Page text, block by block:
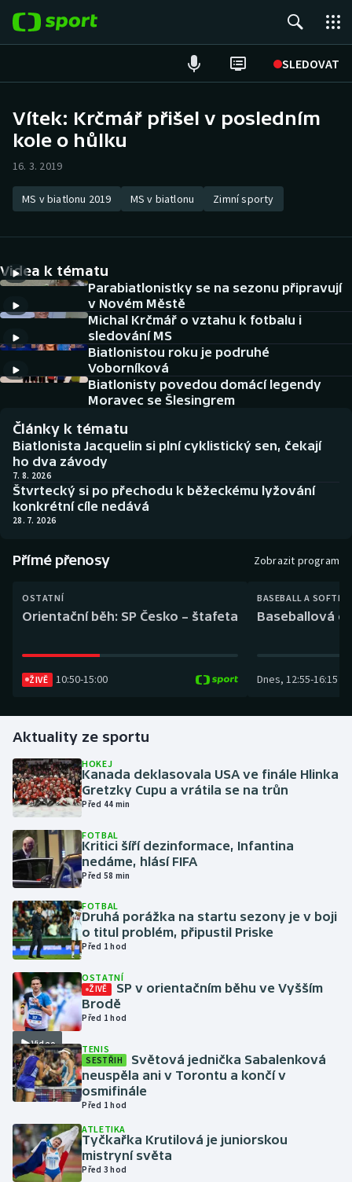
SLEDOVAT
Hokej
Atletika
DALŠÍ SPORTY
Americký fotbal
Baseball a softbal
Biatlon
Boby a skeleton
Box
Curling
Dostihy
Gymnastika
Házená
Jezdectví
Judo
Krasobruslení
Lezení
Moderní pětiboj
Motorsport
Olympijské hry
Plavání
NEPŘEHLÉDNĚTE
Historické návraty
Aplikace ČT sport
AZ kvíz
Vítek: Krčmář přišel v posledním
kole o hůlku
16. 3. 2019
MS v biatlonu 2019 MS v biatlonu Zimní sporty
Videa k tématu
Parabiatlonistky se na sezonu připravují
v Novém Městě
Michal Krčmář o vztahu k fotbalu i
sledování MS
Biatlonistou roku je podruhé
Voborníková
Biatlonisty povedou domácí legendy
Moravec se Šlesingrem
Články k tématu
Biatlonista Jacquelin si plní cyklistický sen, čekají
ho dva závody
7. 8. 2026
Štvrtecký si po přechodu k běžeckému lyžování
konkrétní cíle nedává
28. 7. 2026
Přímé přenosy Zobrazit program
OSTATNÍ
Orientační běh: SP Česko – štafeta
ŽIVĚ 10:50-15:00
BASEBALL A
Baseballová
Dnes, 12:55-16:15
Aktuality ze sportu
HOKEJ
Kanada deklasovala USA ve finále Hlinka
Gretzky Cupu a vrátila se na trůn
Před 44 min
FOTBAL
Kritici šíří dezinformace, Infantina
nedáme, hlásí FIFA
Před 58 min
FOTBAL
Druhá porážka na startu sezony je v boji
o titul problém, připustil Priske
Před 1 hod
Video
OSTATNÍ
ŽIVĚ
SP v orientačním běhu ve Vyšším
Brodě
Před 1 hod
TENIS
SESTŘIH
Světová jednička Sabalenková
neuspěla ani v Torontu a končí v
osmifinále
Před 1 hod
ATLETIKA
Tyčkařka Krutilová je juniorskou
mistryní světa
Před 3 hod